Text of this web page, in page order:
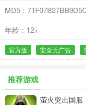
MD5：
年龄：12+
官方版 安全无广告
推荐游戏
萤火突击国服